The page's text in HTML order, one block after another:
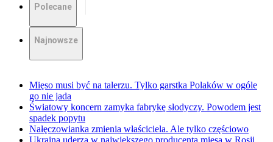
Polecane
Najnowsze
Mięso musi być na talerzu. Tylko garstka Polaków w ogóle
go nie jada
Światowy koncern zamyka fabrykę słodyczy. Powodem jest
spadek popytu
Nałęczowianka zmienia właściciela. Ale tylko częściowo
Ukraina uderza w największego producenta mięsa w Rosji.